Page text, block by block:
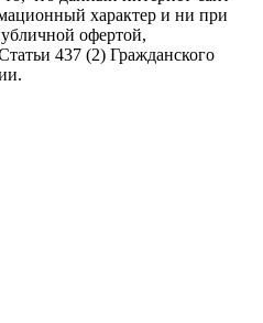
характер и ни при
офертой,
437 (2) Гражданского